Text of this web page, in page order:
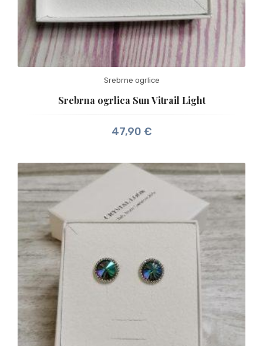
Srebrne ogrlice
Srebrna ogrlica Sun Vitrail Light
47,90 €